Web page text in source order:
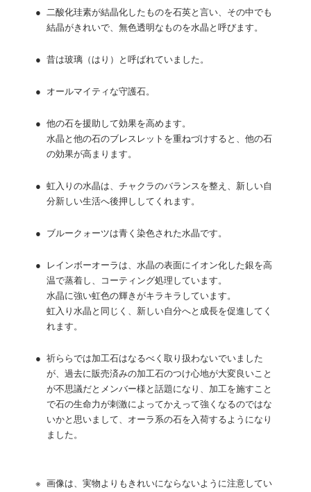
●
二酸化珪素が結晶化したものを石英と言い、その中でも
結晶がきれいで、無色透明なものを水晶と呼びます。
● 昔は玻璃（はり）と呼ばれていました。
● オールマイティな守護石。
●
他の石を援助して効果を高めます。
水晶と他の石のブレスレットを重ねづけすると、他の石
の効果が高まります。
●
虹入りの水晶は、チャクラのバランスを整え、新しい自
分新しい生活へ後押ししてくれます。
● ブルークォーツは青く染色された水晶です。
●
レインボーオーラは、水晶の表面にイオン化した銀を高
温で蒸着し、コーティング処理しています。
水晶に強い虹色の輝きがキラキラしています。
虹入り水晶と同じく、新しい自分へと成長を促進してく
れます。
●
祈ららでは加工石はなるべく取り扱わないでいました
が、過去に販売済みの加工石のつけ心地が大変良いこと
が不思議だとメンバー様と話題になり、加工を施すこと
で石の生命力が刺激によってかえって強くなるのではな
いかと思いまして、オーラ系の石を入荷するようになり
ました。
※
画像は、実物よりもきれいにならないように注意してい